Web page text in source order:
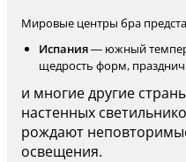
Мировые центры бра
Испания— южный
щедрость форм,
и многие другие
настенных
рождают
освещения.